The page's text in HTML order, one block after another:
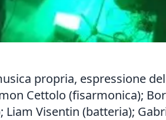
propria, espressione
Cettolo (fisarmonica);
Liam Visentin (batteria);